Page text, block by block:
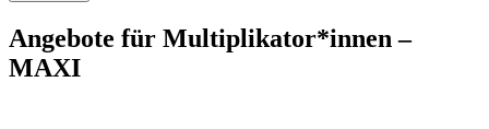
Angebote für Multiplikator*innen –
MAXI